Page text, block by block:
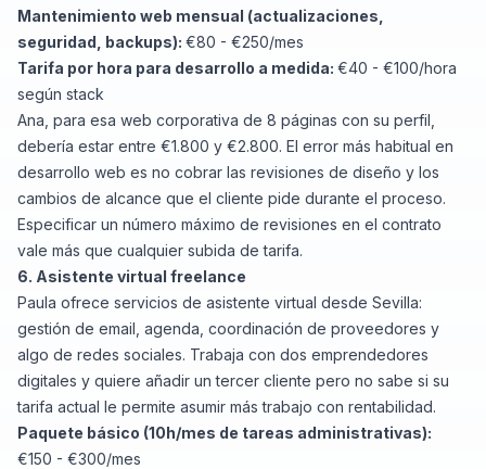
Mantenimiento web mensual (actualizaciones,
seguridad, backups): €80 - €250/mes
Tarifa por hora para desarrollo a medida: €40 - €100/hora
según stack
Ana, para esa web corporativa de 8 páginas con su perfil,
debería estar entre €1.800 y €2.800. El error más habitual en
desarrollo web es no cobrar las revisiones de diseño y los
cambios de alcance que el cliente pide durante el proceso.
Especificar un número máximo de revisiones en el contrato
vale más que cualquier subida de tarifa.
6. Asistente virtual freelance
Paula ofrece servicios de asistente virtual desde Sevilla:
gestión de email, agenda, coordinación de proveedores y
algo de redes sociales. Trabaja con dos emprendedores
digitales y quiere añadir un tercer cliente pero no sabe si su
tarifa actual le permite asumir más trabajo con rentabilidad.
Paquete básico (10h/mes de tareas administrativas):
€150 - €300/mes